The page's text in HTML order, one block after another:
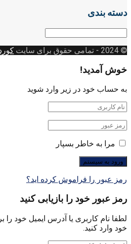
دسته بندی
دسته
© 2024
- تمامی حقوق برای سایت
خوش آمدید!
به حساب خود در زیر وارد شوید
مرا به خاطر بسپار
رمز عبور را فراموش کرده اید؟
رمز عبور خود را بازیابی کنید
لطفا نام کاربری یا آدرس ایمیل خود را
خود وارد کنید.